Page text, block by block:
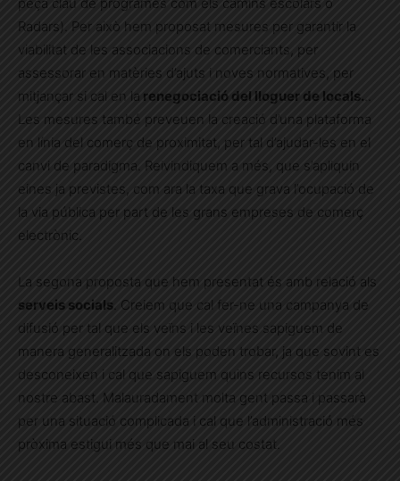
Radars). Per això hem proposat mesures per garantir la
viabilitat de les associacions de comerciants, per
assessorar en matèries d’ajuts i noves normatives, per
mitjançar si cal en la renegociació del lloguer de locals. ..
Les mesures també preveuen la creació d’una plataforma
en línia del comerç de proximitat, per tal d’ajudar-les en el
canvi de paradigma. Reivindiquem a més, que s’apliquin
eines ja previstes, com ara la taxa que grava l’ocupació de
la via pública per part de les grans empreses de comerç
electrònic.
La segona proposta que hem presentat és amb relació als
serveis socials. Creiem que cal fer-ne una campanya de
difusió per tal que els veïns i les veïnes sapiguem de
manera generalitzada on els poden trobar, ja que sovint es
desconeixen i cal que sapiguem quins recursos tenim al
nostre abast. Malauradament molta gent passa i passarà
per una situació complicada i cal que l’administració més
pròxima estigui més que mai al seu costat.